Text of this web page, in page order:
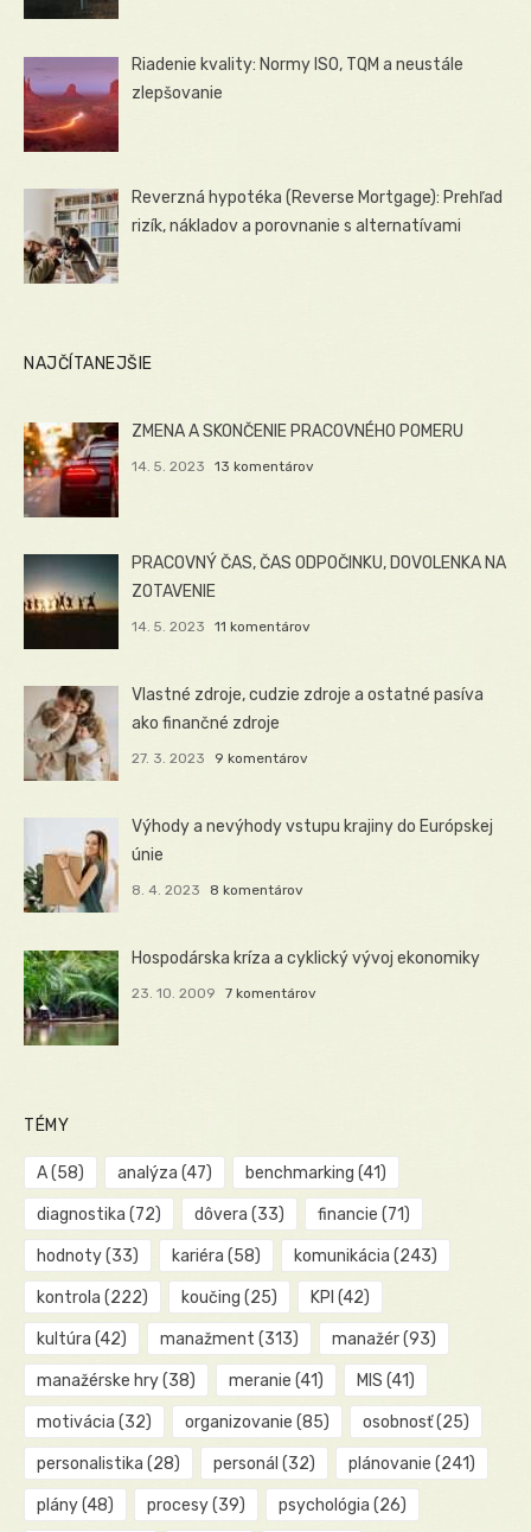
Riadenie kvality: Normy ISO, TQM a neustále
zlepšovanie
Reverzná hypotéka (Reverse Mortgage): Prehľad
rizík, nákladov a porovnanie s alternatívami
NAJČÍTANEJŠIE
ZMENA A SKONČENIE PRACOVNÉHO POMERU
14. 5. 2023 13 komentárov
PRACOVNÝ ČAS, ČAS ODPOČINKU, DOVOLENKA NA
ZOTAVENIE
14. 5. 2023 11 komentárov
Vlastné zdroje, cudzie zdroje a ostatné pasíva
ako finančné zdroje
27. 3. 2023 9 komentárov
Výhody a nevýhody vstupu krajiny do Európskej
únie
8. 4. 2023 8 komentárov
Hospodárska kríza a cyklický vývoj ekonomiky
23. 10. 2009 7 komentárov
TÉMY
A(58) analýza (47) benchmarking (41)
diagnostika (72) dôvera (33) financie (71)
hodnoty(33) kariéra (58) komunikácia (243)
kontrola (222) koučing (25) KPI (42)
kultúra (42) manažment (313) manažér(93)
manažérske hry(38) meranie (41) MIS (41)
motivácia (32) organizovanie (85) osobnosť(25)
personalistika (28) personál (32) plánovanie (241)
plány(48) procesy(39) psychológia (26)